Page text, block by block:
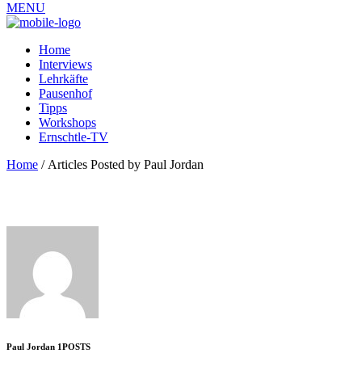
MENU
Home
Interviews
Lehrkäfte
Pausenhof
Tipps
Workshops
Ernschtle-TV
Home / Articles Posted by Paul Jordan
Paul Jordan 1POSTS